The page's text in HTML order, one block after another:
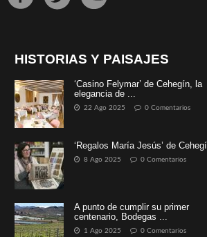
HISTORIAS Y PAISAJES
‘Casino Felymar’ de Cehegín, la
elegancia de ...
22 Ago 2025 0 Comentarios
‘Regalos María Jesús’ de
8 Ago 2025 0 Comentarios
A punto de cumplir su primer
centenario, Bodegas ...
1 Ago 2025 0 Comentarios